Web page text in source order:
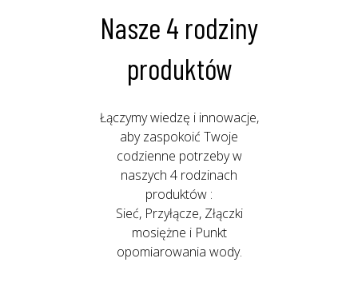
Nasze 4 rodziny
produktów
Łączymy wiedzę i innowacje,
aby zaspokoić Twoje
codzienne potrzeby w
naszych 4 rodzinach
produktów :
Sieć, Przyłącze, Złączki
mosiężne i Punkt
opomiarowania wody.